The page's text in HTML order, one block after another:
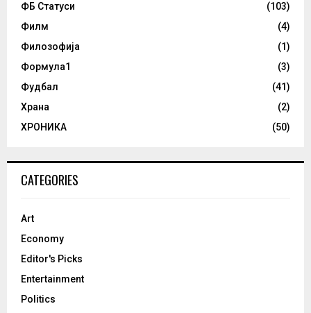
ФБ Статуси
(103)
Филм
(4)
Филозофија
(1)
Формула1
(3)
Фудбал
(41)
Храна
(2)
ХРОНИКА
(50)
CATEGORIES
Art
Economy
Editor's Picks
Entertainment
Politics